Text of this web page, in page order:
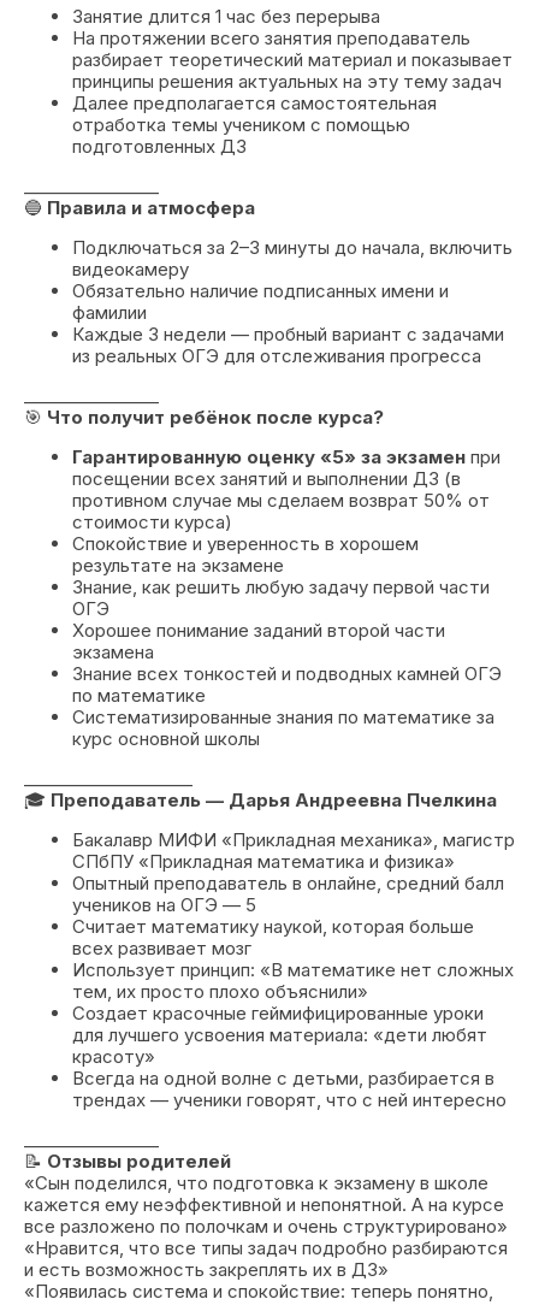
Занятие длится 1 час без перерыва
На протяжении всего занятия преподаватель
разбирает теоретический материал и показывает
принципы решения актуальных на эту тему задач
Далее предполагается самостоятельная
отработка темы учеником с помощью
подготовленных ДЗ
🔵 Правила и атмосфера
Подключаться за 2–3 минуты до начала, включить
видеокамеру
Обязательно наличие подписанных имени и
фамилии
Каждые 3 недели — пробный вариант с задачами
из реальных ОГЭ для отслеживания прогресса
🎯 Что получит ребёнок после курса?
Гарантированную оценку «5» за экзамен при
посещении всех занятий и выполнении ДЗ (в
противном случае мы сделаем возврат 50% от
стоимости курса)
Спокойствие и уверенность в хорошем
результате на экзамене
Знание, как решить любую задачу первой части
ОГЭ
Хорошее понимание заданий второй части
экзамена
Знание всех тонкостей и подводных камней ОГЭ
по математике
Систематизированные знания по математике за
курс основной школы
🎓 Преподаватель — Дарья Андреевна Пчелкина
Бакалавр МИФИ «Прикладная механика», магистр
СПбПУ «Прикладная математика и физика»
Опытный преподаватель в онлайне, средний балл
учеников на ОГЭ — 5
Считает математику наукой, которая больше
всех развивает мозг
Использует принцип: «В математике нет сложных
тем, их просто плохо объяснили»
Создает красочные геймифицированные уроки
для лучшего усвоения материала: «дети любят
красоту»
Всегда на одной волне с детьми, разбирается в
трендах — ученики говорят, что с ней интересно
📝 Отзывы родителей
«Сын поделился, что подготовка к экзамену в школе
кажется ему неэффективной и непонятной. А на курсе
все разложено по полочкам и очень структурировано»
«Нравится, что все типы задач подробно разбираются
и есть возможность закреплять их в ДЗ»
«Появилась система и спокойствие: теперь понятно,